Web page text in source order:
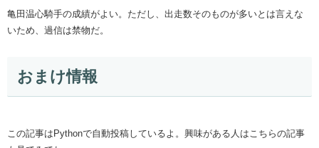
亀田温心騎手の成績がよい。ただし、出走数そのものが多いとは言えな
いため、過信は禁物だ。
おまけ情報
この記事はPythonで自動投稿しているよ。興味がある人はこちらの記事